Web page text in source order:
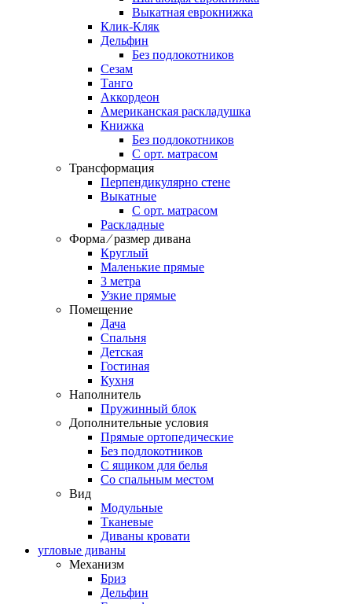
Выкатная еврокнижка
Клик-Кляк
Дельфин
Без подлокотников
Сезам
Танго
Аккордеон
Американская раскладушка
Книжка
Без подлокотников
С орт. матрасом
Трансформация
Перпендикулярно стене
Выкатные
С орт. матрасом
Раскладные
Форма ⁄ размер дивана
Круглый
Маленькие прямые
3 метра
Узкие прямые
Помещение
Дача
Спальня
Детская
Гостиная
Кухня
Наполнитель
Пружинный блок
Дополнительные условия
Прямые ортопедические
Без подлокотников
С ящиком для белья
Со спальным местом
Вид
Модульные
Тканевые
Диваны кровати
угловые диваны
Механизм
Бриз
Дельфин